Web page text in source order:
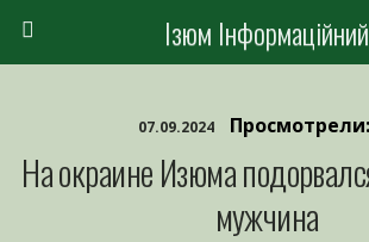
Ізюм Інформаційний
07.09.2024
На окраине Изюма
мужчина